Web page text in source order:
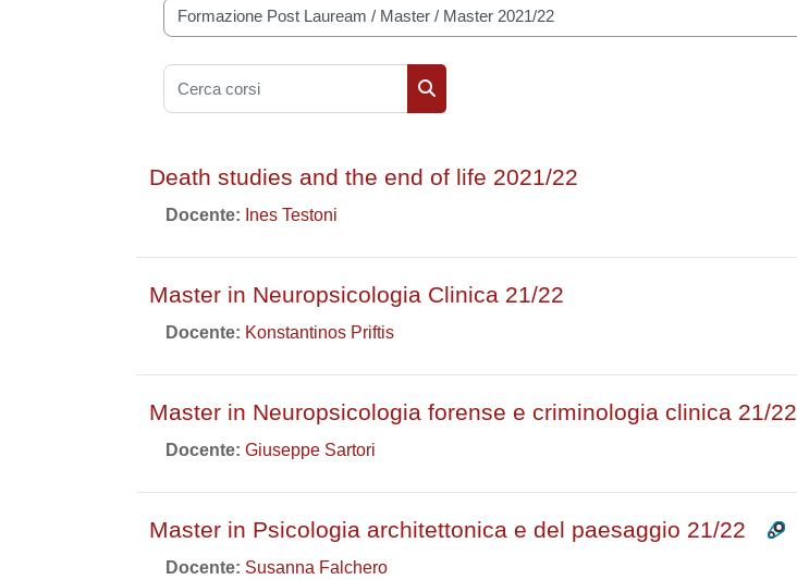
Categorie di corso
Cerca corsi
Death studies and the end of life 2021/22
Docente: Ines Testoni
Master in Neuropsicologia Clinica 21/22
Docente: Konstantinos Priftis
Master in Neuropsicologia forense e criminologia clinica 21/22
Docente: Giuseppe Sartori
Master in Psicologia architettonica e del paesaggio 21/22
Docente: Susanna Falchero